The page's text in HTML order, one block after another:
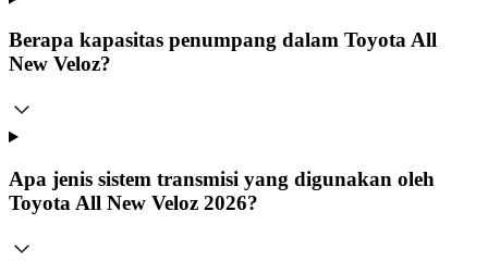
Berapa kapasitas penumpang dalam Toyota All
New Veloz?
Apa jenis sistem transmisi yang digunakan oleh
Toyota All New Veloz 2026?